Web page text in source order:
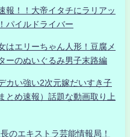
報！！大帝イタチにラリアッ
パイルドライバー
エリーちゃん人形！豆腐メ
ーのぬいぐるみ男子末路編
カい強い2次元嫁だいすき子
とめ速報）話題な動画取り上
のエキストラ芸能情報局！